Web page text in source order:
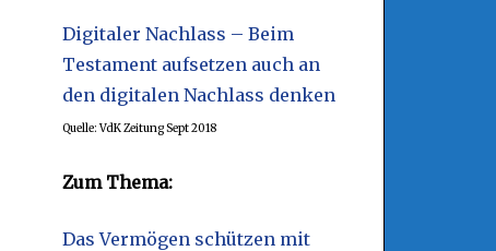
Digitaler Nachlass – Beim
Testament aufsetzen auch an
den digitalen Nachlass denken
Quelle: VdK Zeitung Sept 2018
Zum Thema:
Das Vermögen schützen mit